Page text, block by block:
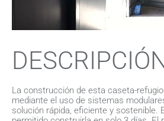
La construcción de esta caseta-
mediante el uso de sistemas
solución rápida, eficiente y sostenible.